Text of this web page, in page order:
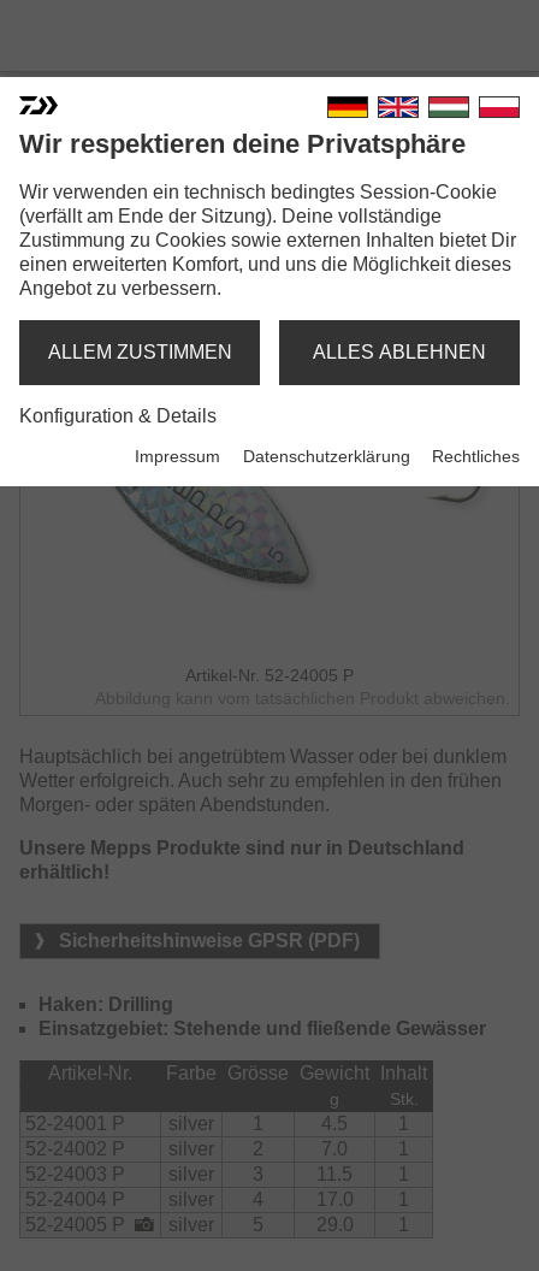
MEPPS AGLIA LONGUE
RAINBO
SPINNER
Artikel-Nr. 52-24005 P
Abbildung kann vom tatsächlichen Produkt abweichen.
Hauptsächlich bei angetrübtem Wasser oder bei dunklem
Wetter erfolgreich. Auch sehr zu empfehlen in den frühen
Morgen- oder späten Abendstunden.
Unsere Mepps Produkte sind nur in Deutschland
erhältlich!
Sicherheitshinweise GPSR (PDF)
Haken: Drilling
Einsatzgebiet: Stehende und fließende Gewässer
Artikel-Nr. Farbe Grösse Gewicht Inhalt
g Stk.
52-24001 P silver 1 4.5
1
52-24002 P
silver 2 7.0
1
52-24003 P
silver 3 11.5
1
52-24004 P
silver 4 17.0
1
52-24005 P
silver 5 29.0 1
Wir respektieren deine Privatsphäre
Wir verwenden ein technisch bedingtes Session-Cookie
(verfällt am Ende der Sitzung). Deine vollständige
Zustimmung zu Cookies sowie externen Inhalten bietet Dir
einen erweiterten Komfort, und uns die Möglichkeit dieses
Angebot zu verbessern.
ALLEM ZUSTIMMEN ALLES ABLEHNEN
Konfiguration & Details
Impressum Datenschutzerklärung Rechtliches